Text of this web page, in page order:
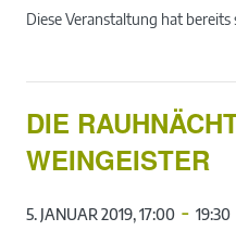
Diese Veranstaltung hat
DIE
WEINGEISTER
5. JANUAR 2019, 17:00 - 19:30